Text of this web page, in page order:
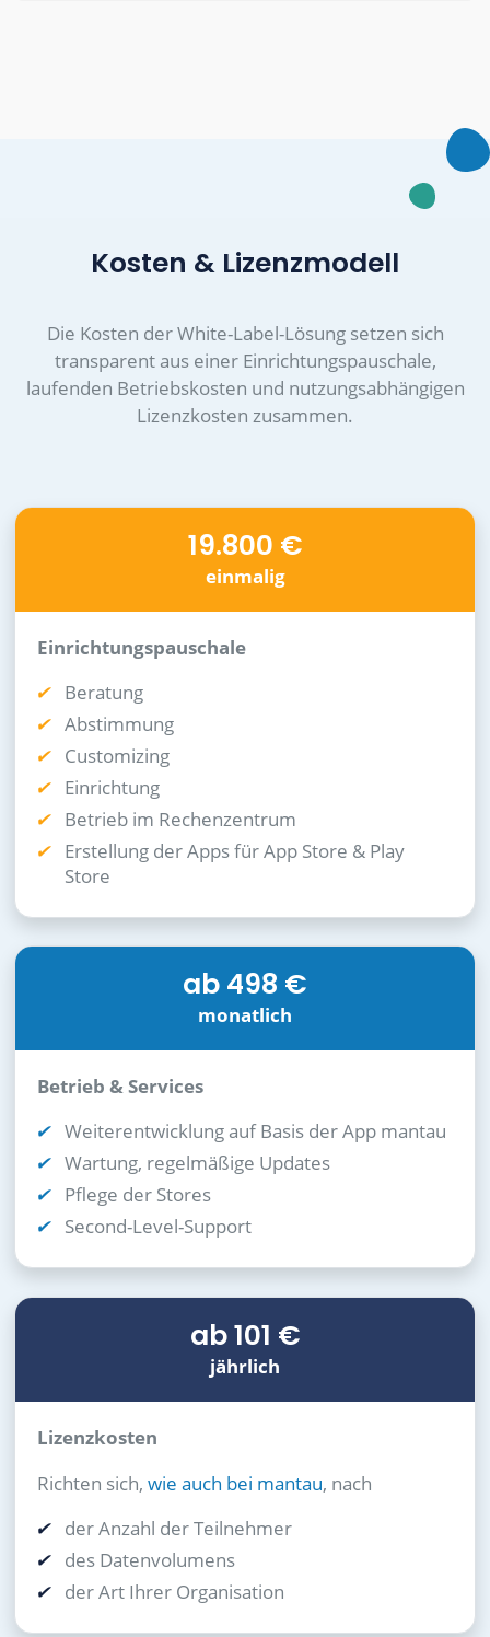
Kosten & Lizenzmodell
Die Kosten der White-Label-Lösung setzen sich
transparent aus einer Einrichtungspauschale,
laufenden Betriebskosten und nutzungsabhängigen
Lizenzkosten zusammen.
19.800 €
einmalig
Einrichtungspauschale
Beratung
Abstimmung
Customizing
Einrichtung
Betrieb im Rechenzentrum
Erstellung der Apps für App Store & Play
Store
ab 498 €
monatlich
Betrieb & Services
Weiterentwicklung auf Basis der App mantau
Wartung, regelmäßige Updates
Pflege der Stores
Second-Level-Support
ab 101 €
jährlich
Lizenzkosten
Richten sich, wie auch bei mantau, nach
der Anzahl der Teilnehmer
des Datenvolumens
der Art Ihrer Organisation